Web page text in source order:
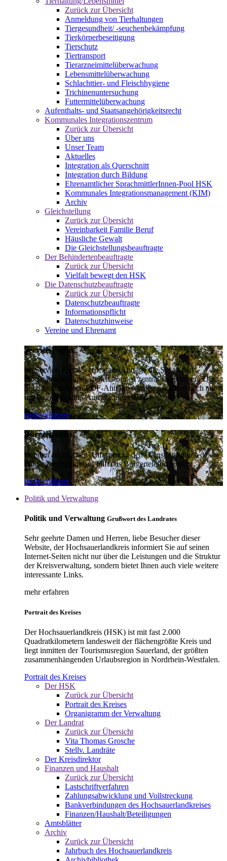
Zurück zur Übersicht
Anmeldung von Tierhaltungen
Tiergesundheit/ -seuchenbekämpfung
Tierkörperbeseitigung
Tierschutz
Tiertransport
Tierarzneimittelüberwachung
Lebensmittelüberwachung
Schlachttier- und Fleischhygiene
Trichinenuntersuchung
Futtermittelüberwachung
Aufenthalts- und Staatsangehörigkeitsrecht
Kommunales Integrationszentrum
Zurück zur Übersicht
Über uns
Unser Team
Aktuelles
Integration als Querschnitt
Integration durch Bildung
Ehrenamtlicher SprachmittlerInnen-Pool HSK
Kommunales Integrationsmanagement (KIM)
Archiv
Gleichstellung
Zurück zur Übersicht
Vereinbarkeit Familie Beruf
Häusliche Gewalt
Die Gleichstellungsbeauftragte
Der Behindertenbeauftragte
Zurück zur Übersicht
Vielfalt bewegt den HSK
Die Datenschutzbeauftragte
Zurück zur Übersicht
Datenschutzbeauftragte
Informationspflicht
Datenschutzhinweise
Vereine und Ehrenamt
Service-Portal
Im Service-Portal werden alle Anträge die Sie an den
Hochsauerlandkreis stellen können zentral vorgehalten. Die
noch vorhandenen PDF-Anträge werden nach und nach auf
intelligente Online-Anträge umgestellt.
mehr erfahren
Bürgertelefon
Bei den alltäglichen Anfragen zu den Dienstleistungen des
Hochsauerlandkreises hilft das Bürgertelefon weiter.
mehr erfahren
Politik und Verwaltung
Politik und Verwaltung Grußwort des Landrates
Sehr geehrte Damen und Herren, liebe Besucher dieser
Website, der Hochsauerlandkreis informiert Sie auf seinen
Internet-Seiten nicht nur über die Leistungen und die Struktur
der Kreisverwaltung, sondern bietet Ihnen auch viele weitere
interessante Links.
mehr erfahren
Portrait des Kreises
Der Hochsauerlandkreis (HSK) ist mit fast 2.000
Quadratkilometern landesweit der flächengrößte Kreis und
liegt inmitten der Tourismusregion Sauerland, der größten
zusammenhängenden Urlaubsregion in Nordrhein-Westfalen.
Portrait des Kreises
Der HSK
Zurück zur Übersicht
Portrait des Kreises
Organigramm der Verwaltung
Der Landrat
Zurück zur Übersicht
Vita Thomas Grosche
Stellv. Landräte
Der Kreisdirektor
Finanzen und Haushalt
Zurück zur Übersicht
Lastschriftverfahren
Zahlungsabwicklung und Vollstreckung
Bankverbindungen des Hochsauerlandkreises
Finanzen/Haushalt/Beteiligungen
Amtsblätter
Archiv
Zurück zur Übersicht
Jahrbuch des Hochsauerlandkreis